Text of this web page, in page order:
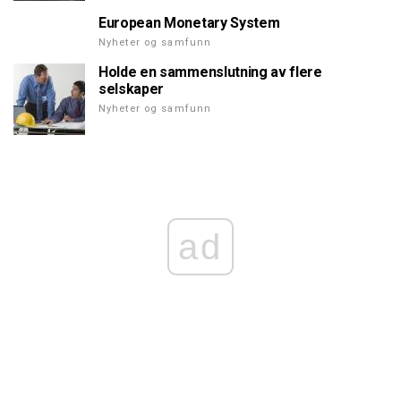
European Monetary System
Nyheter og samfunn
Holde en sammenslutning av flere
selskaper
Nyheter og samfunn
ad